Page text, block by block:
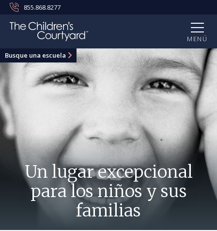
855.868.8277
MENÚ
Busque una escuela
Un lugar excepcional
para los niños y sus
familias